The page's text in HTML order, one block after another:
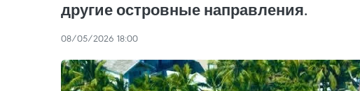
другие островные направления.
08/05/2026 18:00